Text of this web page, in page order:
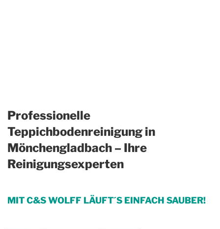
Professionelle
Teppichbodenreinigung in
Mönchengladbach – Ihre
Reinigungsexperten
MIT C&S WOLFF LÄUFT´S EINFACH SAUBER!